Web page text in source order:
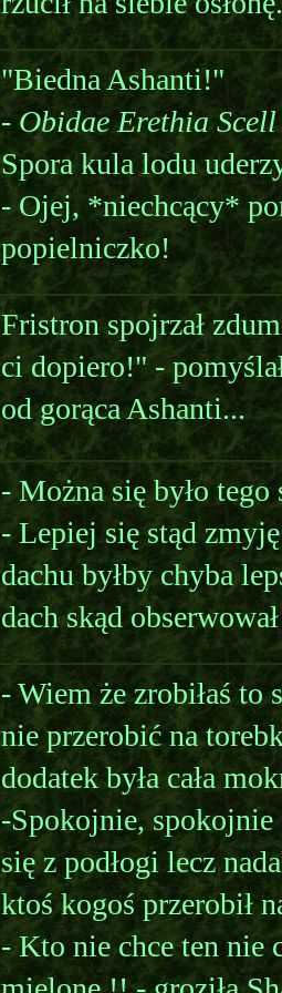
"Biedna Ashanti!"
- Obidae Erethia
Spora kula lodu
- Ojej, *niechcący*
popielniczko!
Fristron spojrzał
ci dopiero!" -
od gorąca Ashanti...
- Można się było tego
- Lepiej się stąd
dachu byłby chyba
dach skąd
- Wiem że zrobiłaś to
nie przerobić na
dodatek była cała
-Spokojnie, spokojnie
się z podłogi lecz
ktoś kogoś przerobił
- Kto nie chce ten nie